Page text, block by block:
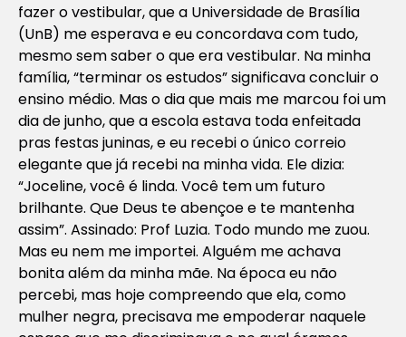
fazer o vestibular, que a Universidade de Brasília
(UnB) me esperava e eu concordava com tudo,
mesmo sem saber o que era vestibular. Na minha
família, “terminar os estudos” significava concluir o
ensino médio. Mas o dia que mais me marcou foi um
dia de junho, que a escola estava toda enfeitada
pras festas juninas, e eu recebi o único correio
elegante que já recebi na minha vida. Ele dizia:
“Joceline, você é linda. Você tem um futuro
brilhante. Que Deus te abençoe e te mantenha
assim”. Assinado: Prof Luzia. Todo mundo me zuou.
Mas eu nem me importei. Alguém me achava
bonita além da minha mãe. Na época eu não
percebi, mas hoje compreendo que ela, como
mulher negra, precisava me empoderar naquele